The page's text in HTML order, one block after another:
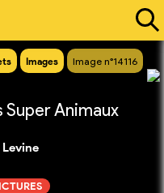
Images Image n°14116
Animaux
Levine